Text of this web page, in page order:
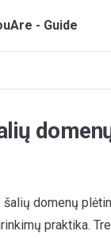
- Guide
domenų
praktika.